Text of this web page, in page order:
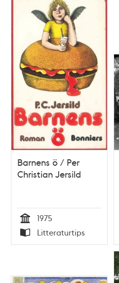
Barnens ö / Per
Christian Jersild
Tid
1975
Typ
Litteraturtips